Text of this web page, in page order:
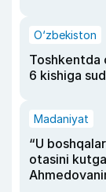
O‘zbekiston
Toshkentda
6 kishiga
Madaniyat
“U
otasini